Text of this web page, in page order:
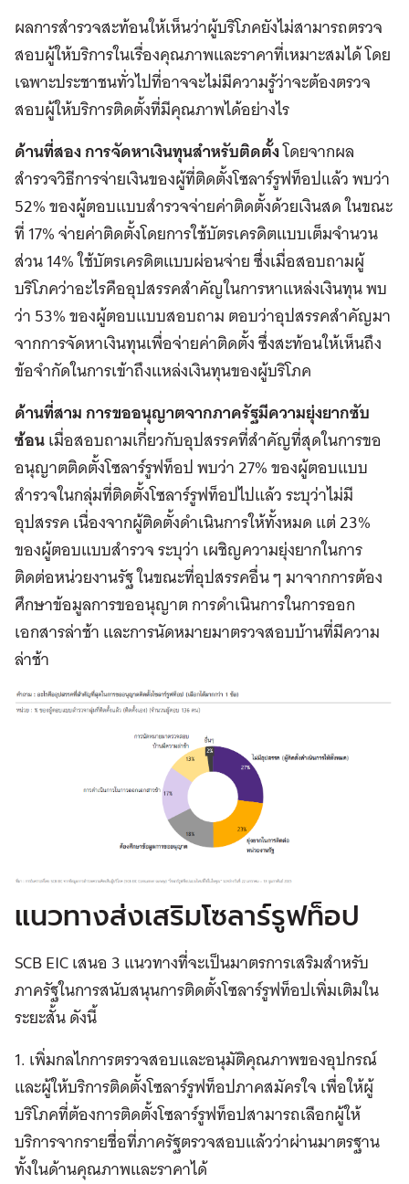
ผลการสำรวจสะท้อนให้เห็นว่าผู้บริโภคยังไม่สามารถตรวจ
สอบผู้ให้บริการในเรื่องคุณภาพและราคาที่เหมาะสมได้ โดย
เฉพาะประชาชนทั่วไปที่อาจจะไม่มีความรู้ว่าจะต้องตรวจ
สอบผู้ให้บริการติดตั้งที่มีคุณภาพได้อย่างไร
ด้านที่สอง การจัดหาเงินทุนสำหรับติดตั้งโดยจากผล
สำรวจวิธีการจ่ายเงินของผู้ที่ติดตั้งโซลาร์รูฟท็อปแล้ว พบว่า
52% ของผู้ตอบแบบสำรวจจ่ายค่าติดตั้งด้วยเงินสด ในขณะ
ที่ 17% จ่ายค่าติดตั้งโดยการใช้บัตรเครดิตแบบเต็มจำนวน
ส่วน 14% ใช้บัตรเครดิตแบบผ่อนจ่าย ซึ่งเมื่อสอบถามผู้
บริโภคว่าอะไรคืออุปสรรคสำคัญในการหาแหล่งเงินทุน พบ
ว่า 53% ของผู้ตอบแบบสอบถาม ตอบว่าอุปสรรคสำคัญมา
จากการจัดหาเงินทุนเพื่อจ่ายค่าติดตั้ง ซึ่งสะท้อนให้เห็นถึง
ข้อจำกัดในการเข้าถึงแหล่งเงินทุนของผู้บริโภค
ด้านที่สาม การขออนุญาตจากภาครัฐมีความยุ่งยากซับ
ซ้อนเมื่อสอบถามเกี่ยวกับอุปสรรคที่สำคัญที่สุดในการขอ
อนุญาตติดตั้งโซลาร์รูฟท็อป พบว่า 27% ของผู้ตอบแบบ
สำรวจในกลุ่มที่ติดตั้งโซลาร์รูฟท็อปไปแล้ว ระบุว่าไม่มี
อุปสรรค เนื่องจากผู้ติดตั้งดำเนินการให้ทั้งหมด แต่ 23%
ของผู้ตอบแบบสำรวจ ระบุว่า เผชิญความยุ่งยากในการ
ติดต่อหน่วยงานรัฐ ในขณะที่อุปสรรคอื่น ๆ มาจากการต้อง
ศึกษาข้อมูลการขออนุญาต การดำเนินการในการออก
เอกสารล่าช้า และการนัดหมายมาตรวจสอบบ้านที่มีความ
ล่าช้า
แนวทางส่งเสริมโซลาร์รูฟท็อป
SCB EIC เสนอ 3 แนวทางที่จะเป็นมาตรการเสริมสำหรับ
ภาครัฐในการสนับสนุนการติดตั้งโซลาร์รูฟท็อปเพิ่มเติมใน
ระยะสั้น ดังนี้
1. เพิ่มกลไกการตรวจสอบและอนุมัติคุณภาพของอุปกรณ์
และผู้ให้บริการติดตั้งโซลาร์รูฟท็อปภาคสมัครใจ เพื่อให้ผู้
บริโภคที่ต้องการติดตั้งโซลาร์รูฟท็อปสามารถเลือกผู้ให้
บริการจากรายชื่อที่ภาครัฐตรวจสอบแล้วว่าผ่านมาตรฐาน
ทั้งในด้านคุณภาพและราคาได้